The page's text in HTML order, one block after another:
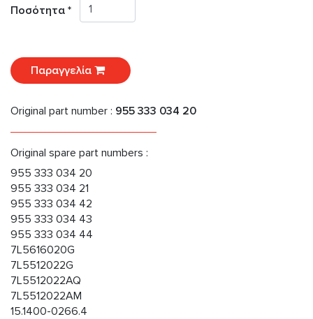
Ποσότητα *
Παραγγελία
Original part number : 955 333 034 20
Original spare part numbers :
955 333 034 20
955 333 034 21
955 333 034 42
955 333 034 43
955 333 034 44
7L5616020G
7L5512022G
7L5512022AQ
7L5512022AM
15.1400-0266.4